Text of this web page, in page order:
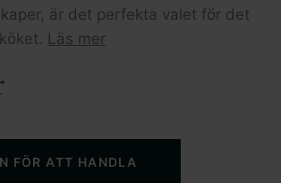
är det perfekta valet för det
Läs mer
FÖR ATT HANDLA